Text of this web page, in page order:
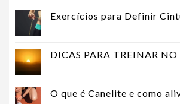
Exercícios para Definir
DICAS PARA TREINAR NO
O que é Canelite e como